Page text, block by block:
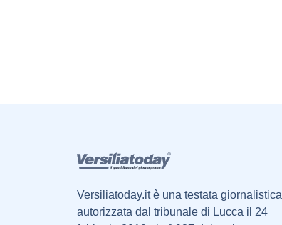
Versiliatoday.it è una testata giornalistica
autorizzata dal tribunale di Lucca il 24